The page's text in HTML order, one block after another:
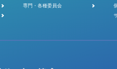
専門・各種委員会